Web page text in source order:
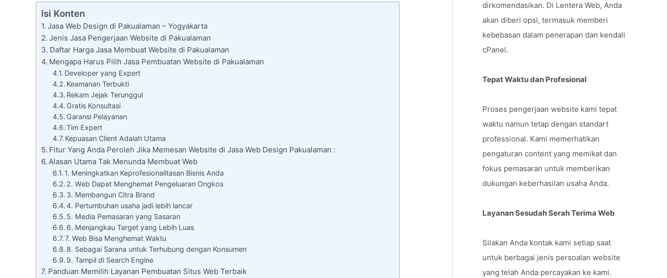
Isi Konten
Jasa Web Design di Pakualaman – Yogyakarta
Jenis Jasa Pengerjaan Website di Pakualaman
Daftar Harga Jasa Membuat Website di Pakualaman
Mengapa Harus Pilih Jasa Pembuatan Website di Pakualaman
Developer yang Expert
Keamanan Terbukti
Rekam Jejak Terunggul
Gratis Konsultasi
Garansi Pelayanan
Tim Expert
Kepuasan Client Adalah Utama
Fitur Yang Anda Peroleh Jika Memesan Website di Jasa Web Design Pakualaman :
Alasan Utama Tak Menunda Membuat Web
1. Meningkatkan Keprofesionalitasan Bisnis Anda
2. Web Dapat Menghemat Pengeluaran Ongkos
3. Membangun Citra Brand
4. Pertumbuhan usaha jadi lebih lancar
5. Media Pemasaran yang Sasaran
6. Menjangkau Target yang Lebih Luas
7. Web Bisa Menghemat Waktu
8. Sebagai Sarana untuk Terhubung dengan Konsumen
9. Tampil di Search Engine
Panduan Memilih Layanan Pembuatan Situs Web Terbaik
dirkomendasikan. Di Lentera Web, Anda
akan diberi opsi, termasuk memberi
kebebasan dalam penerapan dan kendali
cPanel.
Tepat Waktu dan Profesional
Proses pengerjaan website kami tepat
waktu namun tetap dengan standart
professional. Kami memerhatikan
pengaturan content yang memikat dan
fokus pemasaran untuk memberikan
dukungan keberhasilan usaha Anda.
Layanan Sesudah Serah Terima Web
Silakan Anda kontak kami setiap saat
untuk berbagai jenis persoalan website
yang telah Anda percayakan ke kami.